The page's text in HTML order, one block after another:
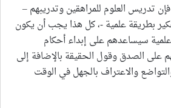
تدريس العلوم للمراهقين وتدريبهم –
بطريقة علمية -، كل هذا يجب أن يكون
سيساعدهم على إبداء أحكام
على الصدق وقول الحقيقة بالإضافة إلى
والاعتراف بالجهل في الوقت